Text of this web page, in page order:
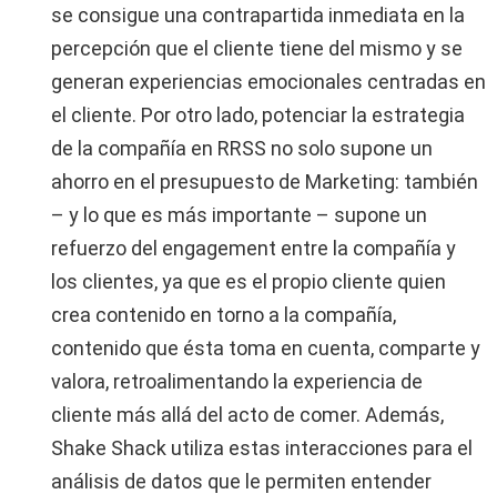
se consigue una contrapartida inmediata en la
percepción que el cliente tiene del mismo y se
generan experiencias emocionales centradas en
el cliente. Por otro lado, potenciar la estrategia
de la compañía en RRSS no solo supone un
ahorro en el presupuesto de Marketing: también
– y lo que es más importante – supone un
refuerzo del engagement entre la compañía y
los clientes, ya que es el propio cliente quien
crea contenido en torno a la compañía,
contenido que ésta toma en cuenta, comparte y
valora, retroalimentando la experiencia de
cliente más allá del acto de comer. Además,
Shake Shack utiliza estas interacciones para el
análisis de datos que le permiten entender